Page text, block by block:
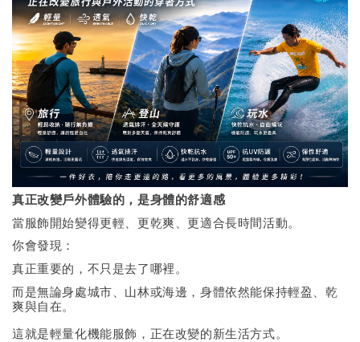
真正改變戶外體驗的，是身體的舒適感
當服飾開始變得更輕、更乾爽、更適合長時間活動。
你會發現：
真正重要的，不只是去了哪裡。
而是無論身處城市、山林或海邊，身體依然能保持輕盈、乾
爽與自在。
這就是輕量化機能服飾，正在改變的新生活方式。